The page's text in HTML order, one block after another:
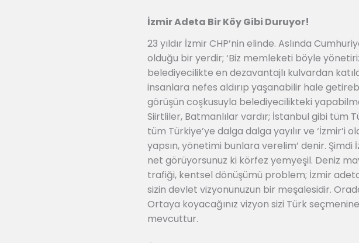
İzmir Adeta Bir Köy Gibi Duruyor!
23 yıldır İzmir CHP’nin elinde. Aslında
olduğu bir yerdir; ‘Biz memleketi böyle
belediyecilikte en dezavantajlı kulvardan
insanlara nefes aldırıp yaşanabilir hale
görüşün coşkusuyla belediyecilikteki
Siirtliler, Batmanlılar vardır; İstanbul gibi tüm
tüm Türkiye’ye dalga dalga yayılır ve ‘İzmir’i
yapsın, yönetimi bunlara verelim’ denir.
net görüyorsunuz ki körfez yemyeşil. Deniz
trafiği, kentsel dönüşümü problem; İzmir
sizin devlet vizyonunuzun bir meşalesidir.
Ortaya koyacağınız vizyon sizi Türk
mevcuttur.